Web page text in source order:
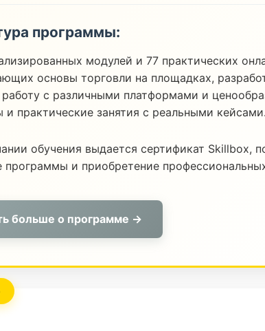
программы:
модулей и 77 практических
основы торговли на площадках,
с различными платформами и
и практические занятия с реальными кейсами.
обучения выдается сертификат Skillbox,
программы и приобретение
больше о программе →